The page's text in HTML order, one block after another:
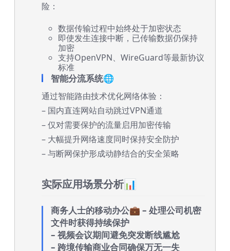
险：
数据传输过程中始终处于加密状态
即使发生连接中断，已传输数据仍保持
加密
支持OpenVPN、WireGuard等最新协议
标准
智能分流系统🌐
通过智能路由技术优化网络体验：
– 国内直连网站自动跳过VPN通道
– 仅对需要保护的流量启用加密传输
– 大幅提升网络速度同时保持安全防护
– 与断网保护形成动静结合的安全策略
实际应用场景分析📊
商务人士的移动办公💼 – 处理公司机密
文件时获得持续保护
– 视频会议期间避免突发断线尴尬
– 跨境传输商业合同确保万无一失